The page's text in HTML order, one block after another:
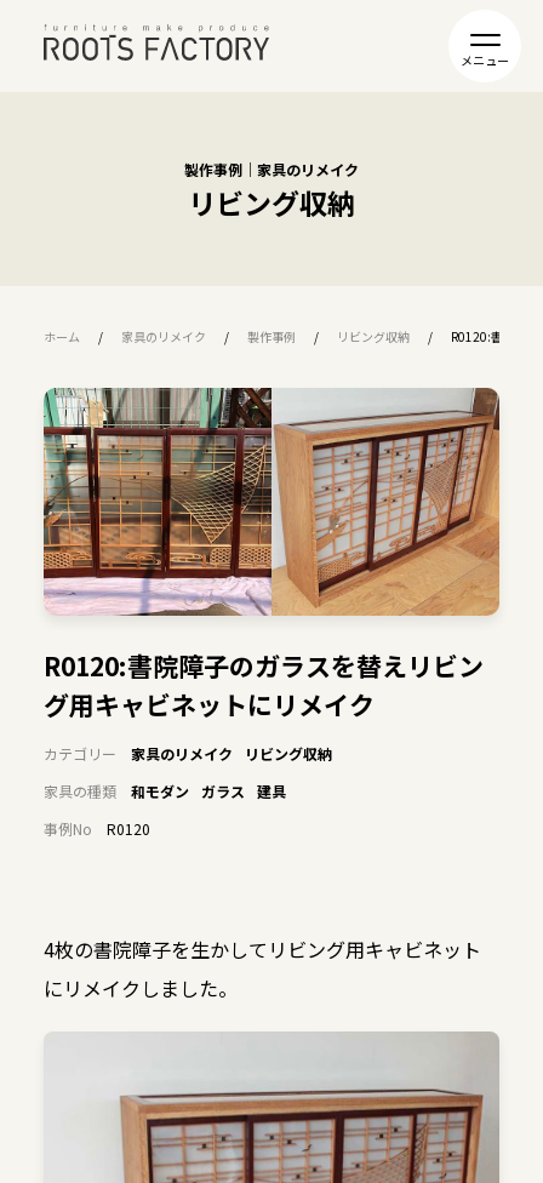
製作事例｜家具のリメイク
リビング収納
ホーム 家具のリメイク 製作事例 リビング収納 R0120:書院障
R0120:書院障子のガラスを替えリビン
グ用キャビネットにリメイク
カテゴリー 家具のリメイク
リビング収納
家具の種類
和モダン ガラス
建具
事例No
R0120
4枚の書院障子を生かしてリビング用キャビネット
にリメイクしました。